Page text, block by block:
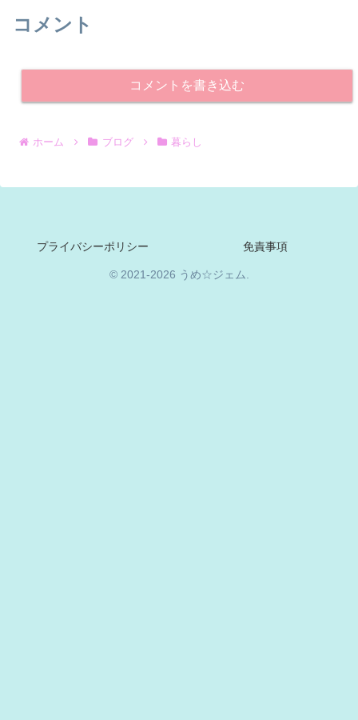
コメント
コメントを書き込む
ホーム ブログ 暮らし
プライバシーポリシー 免責事項
© 2021-2026 うめ☆ジェム.